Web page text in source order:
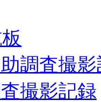
調査撮
撮影記録